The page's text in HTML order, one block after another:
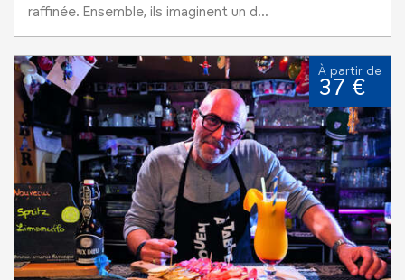
raffinée. Ensemble, ils imaginent un d...
À partir de
37 €